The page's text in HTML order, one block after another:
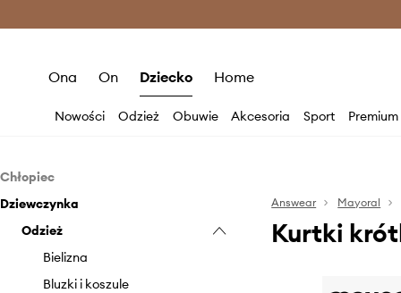
Ona On Dziecko Home
Nowości Odzież Obuwie Akcesoria Sport Premium
Chłopiec
Odzież
Bielizna
Bluzy
Dresy
Obuwie
Espadryle
Kapcie
Akcesoria
Czapki i kapelusze
Dziewczynka
Odzież
Bielizna
Bluzki i koszule
Answear Mayoral
Kurtki